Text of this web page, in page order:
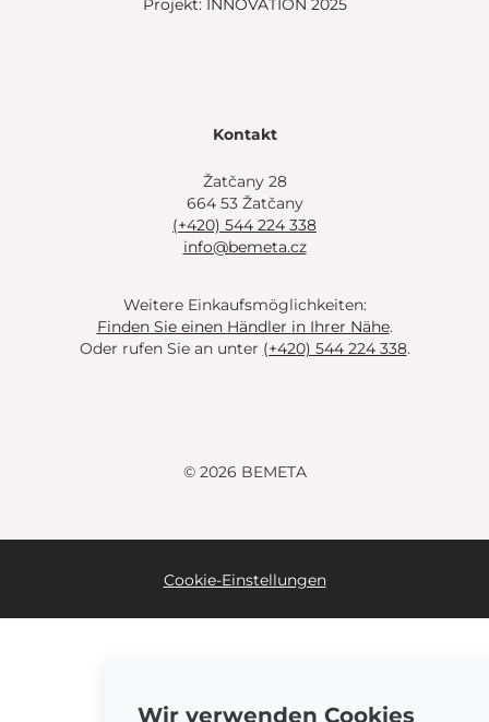
Projekt: INNOVATION 2025
Kontakt
Žatčany 28
664 53 Žatčany
(+420) 544 224 338
info@bemeta.cz
Weitere Einkaufsmöglichkeiten:
Finden Sie einen Händler in Ihrer Nähe.
Oder rufen Sie an unter (+420) 544 224 338.
© 2026 BEMETA
Wir verwenden Cookies
Cookie-Einstellungen